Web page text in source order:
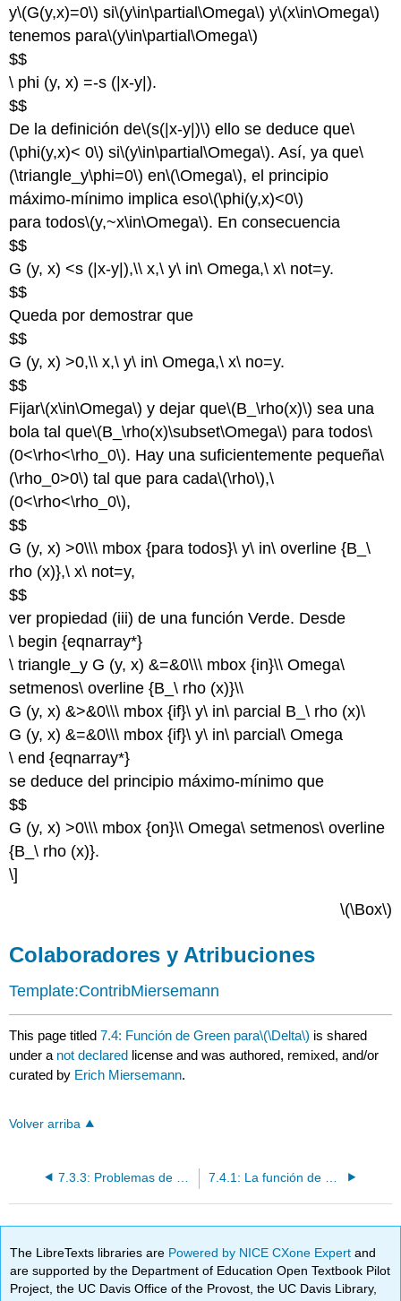
y\(G(y,x)=0\) si\(y\in\partial\Omega\) y\(x\in\Omega\)
tenemos para\(y\in\partial\Omega\)
$$
\ phi (y, x) =-s (|x-y|).
$$
De la definición de\(s(|x-y|)\) ello se deduce que\
(\phi(y,x)< 0\) si\(y\in\partial\Omega\). Así, ya que\
(\triangle_y\phi=0\) en\(\Omega\), el principio
máximo-mínimo implica eso\(\phi(y,x)<0\)
para todos\(y,~x\in\Omega\). En consecuencia
$$
G (y, x) <s (|x-y|),\\ x,\ y\ in\ Omega,\ x\ not=y.
$$
Queda por demostrar que
$$
G (y, x) >0,\\ x,\ y\ in\ Omega,\ x\ no=y.
$$
Fijar\(x\in\Omega\) y dejar que\(B_\rho(x)\) sea una
bola tal que\(B_\rho(x)\subset\Omega\) para todos\
(0<\rho<\rho_0\). Hay una suficientemente pequeña\
(\rho_0>0\) tal que para cada\(\rho\),\
(0<\rho<\rho_0\),
$$
G (y, x) >0\\\ mbox {para todos}\ y\ in\ overline {B_\
rho (x)},\ x\ not=y,
$$
ver propiedad (iii) de una función Verde. Desde
\ begin {eqnarray*}
\ triangle_y G (y, x) &=&0\\\ mbox {in}\\ Omega\
setmenos\ overline {B_\ rho (x)}\\
G (y, x) &>&0\\\ mbox {if}\ y\ in\ parcial B_\ rho (x)\
G (y, x) &=&0\\\ mbox {if}\ y\ in\ parcial\ Omega
\ end {eqnarray*}
se deduce del principio máximo-mínimo que
$$
G (y, x) >0\\\ mbox {on}\\ Omega\ setmenos\ overline
{B_\ rho (x)}.
\]
\(\Box\)
Colaboradores y Atribuciones
Template:ContribMiersemann
This page titled7.4: Función de Green para\(\Delta\) is shared
under a not declared license and was authored, remixed, and/or
curated by Erich Miersemann.
Volver arriba
The LibreTexts libraries are Powered by NICE CXone Expertand
are supported by the Department of Education Open Textbook Pilot
Project, the UC Davis Office of the Provost, the UC Davis Library,